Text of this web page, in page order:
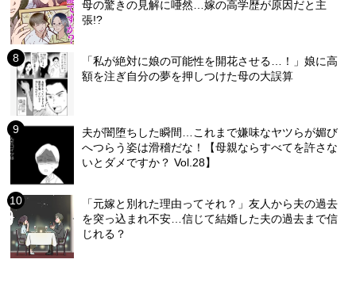
母の驚きの見解に唖然…嫁の高学歴が原因だと主
張!?
「私が絶対に娘の可能性を開花させる…！」娘に高
額を注ぎ自分の夢を押しつけた母の大誤算
夫が闇堕ちした瞬間…これまで嫌味なヤツらが媚び
へつらう姿は滑稽だな！【母親ならすべてを許さな
いとダメですか？ Vol.28】
「元嫁と別れた理由ってそれ？」友人から夫の過去
を突っ込まれ不安…信じて結婚した夫の過去まで信
じれる？